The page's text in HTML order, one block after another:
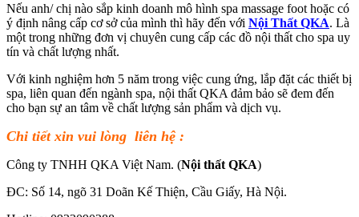
Nếu anh/ chị nào sắp kinh doanh mô hình spa massage foot hoặc có
ý định nâng cấp cơ sở của mình thì hãy đến với Nội Thất QKA. Là
một trong những đơn vị chuyên cung cấp các đồ nội thất cho spa uy
tín và chất lượng nhất.
Với kinh nghiệm hơn 5 năm trong việc cung ứng, lắp đặt các thiết bị
spa, liên quan đến ngành spa, nội thất QKA đảm bảo sẽ đem đến
cho bạn sự an tâm về chất lượng sản phẩm và dịch vụ.
Chi tiết xin vui lòng liên hệ :
Công ty TNHH QKA Việt Nam. (Nội thất QKA)
ĐC: Số 14, ngõ 31 Doãn Kế Thiện, Cầu Giấy, Hà Nội.